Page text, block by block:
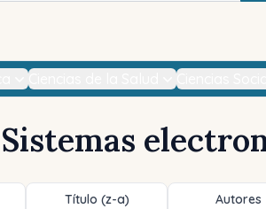
Sistemas
Título (z-a) Autores